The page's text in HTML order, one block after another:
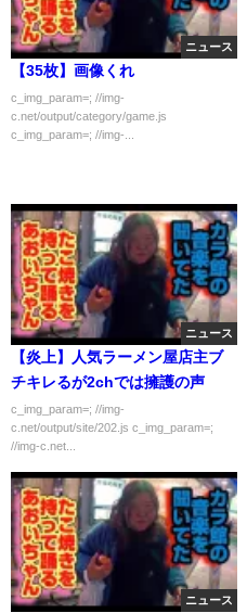
ニュース
【35枚】画像くれ
c_img_param=; //img-
c.net/output/category/game.js
c_img_param=; //img-...
ニュース
【炎上】人気ラーメン屋店主ブ
チキレるが2chでは擁護の声
c_img_param=; //img-
c.net/output/site/202.js c_img_param=;
//img-c.net...
ニュース